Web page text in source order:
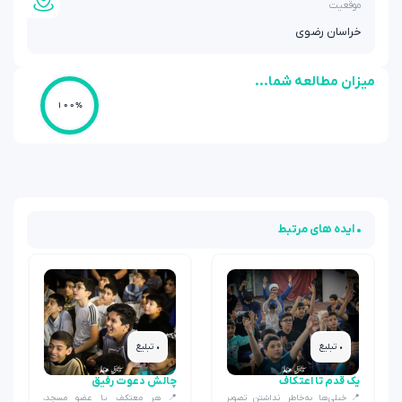
موقعیت
خراسان رضوی
میزان مطالعه شما...
100%
• ایده های مرتبط
• تبلیغ
یک قدم تا اعتکاف
📍خیلی‌ها به‌خاطر نداشتن تصویر
• تبلیغ
چالش دعوت رفیق
📍هر معتکف یا عضو مسجد،